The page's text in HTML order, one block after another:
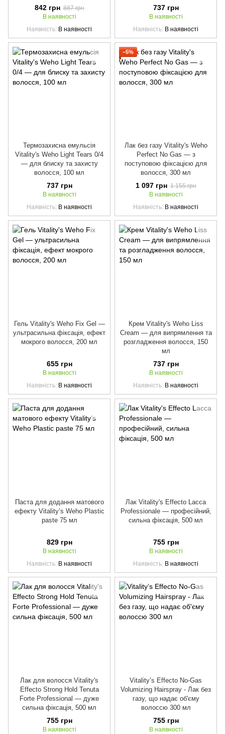
842 грн 887 грн
В наявності
Наявність В наявності
737 грн
В наявності
Наявність В наявності
Термозахисна емульсія
Vitality's Weho Light Tears 0/4
— для блиску та захисту
волосся, 100 мл
737 грн
В наявності
Наявність В наявності
−5%
Лак без газу Vitality's Weho
Perfect No Gas — з
поступовою фіксацією для
волосся, 300 мл
1 097 грн 1 155 грн
В наявності
Наявність В наявності
Гель Vitality's Weho Fix Gel —
ультрасильна фіксація, ефект
мокрого волосся, 200 мл
655 грн
В наявності
Наявність В наявності
Крем Vitality's Weho Liss
Cream — для випрямлення та
розгладження волосся, 150
мл
737 грн
В наявності
Наявність В наявності
Паста для додання матового
ефекту Vitality’s Weho Plastic
paste 75 мл
829 грн
В наявності
Наявність В наявності
Лак Vitality's Effecto Lacca
Professionale — професійний,
сильна фіксація, 500 мл
755 грн
В наявності
Наявність В наявності
Лак для волосся Vitality's
Effecto Strong Hold Tenuta
Forte Professional — дуже
сильна фіксація, 500 мл
755 грн
В наявності
Vitality’s Effecto No-Gas
Volumizing Hairspray - Лак без
газу, що надає об'єму
волоссю 300 мл
755 грн
В наявності